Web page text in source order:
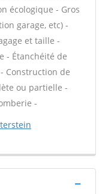
écologique - Gros
garage, etc) -
et taille -
- Étanchéité de
Construction de
ou partielle -
-